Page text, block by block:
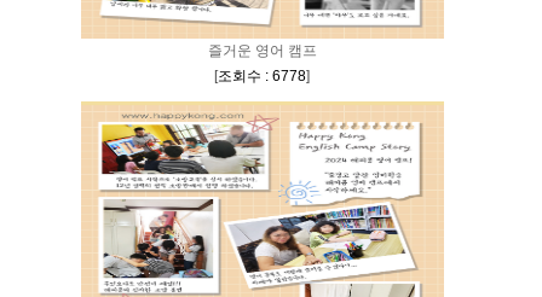
즐거운 영어 캠프
[조회수 : 6778]